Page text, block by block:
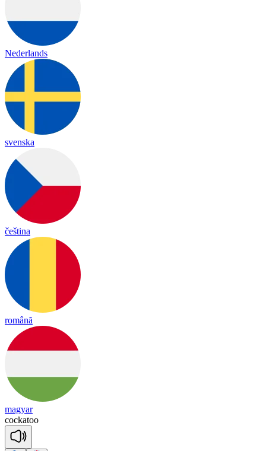
Nederlands
svenska
čeština
română
magyar
cockatoo